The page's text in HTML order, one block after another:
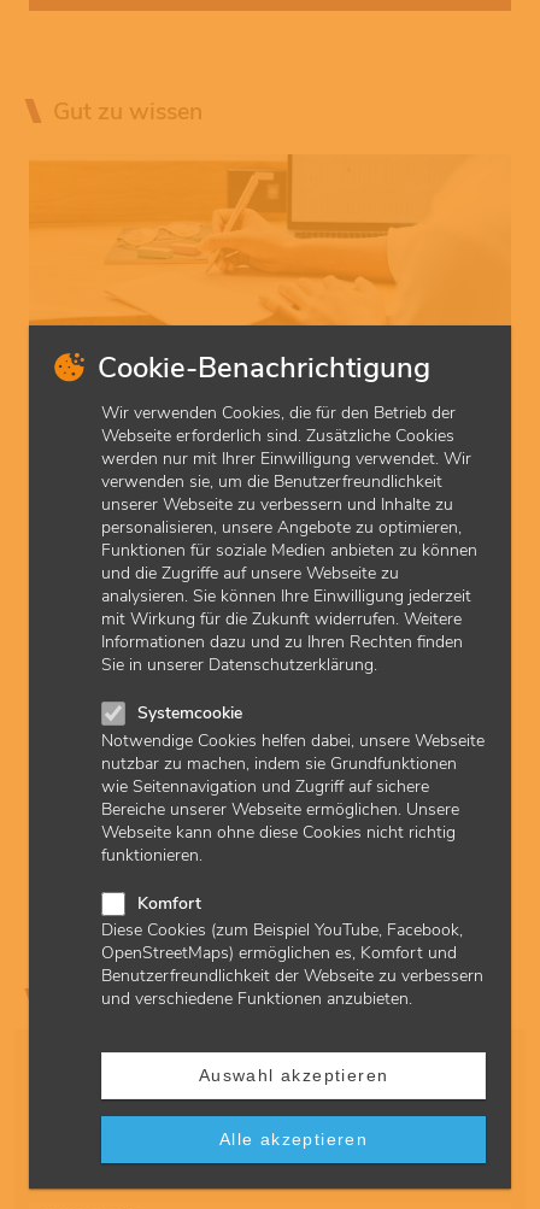
Cookie-Benachrichtigung
Wir verwenden Cookies, die für den Betrieb der
Webseite erforderlich sind. Zusätzliche Cookies
werden nur mit Ihrer Einwilligung verwendet. Wir
verwenden sie, um die Benutzerfreundlichkeit
unserer Webseite zu verbessern und Inhalte zu
personalisieren, unsere Angebote zu optimieren,
Funktionen für soziale Medien anbieten zu können
und die Zugriffe auf unsere Webseite zu
analysieren. Sie können Ihre Einwilligung jederzeit
mit Wirkung für die Zukunft widerrufen. Weitere
Informationen dazu und zu Ihren Rechten finden
Sie in unserer Datenschutzerklärung.
Systemcookie
Notwendige Cookies helfen dabei, unsere Webseite
nutzbar zu machen, indem sie Grundfunktionen
wie Seitennavigation und Zugriff auf sichere
Bereiche unserer Webseite ermöglichen. Unsere
Webseite kann ohne diese Cookies nicht richtig
funktionieren.
Komfort
Diese Cookies (zum Beispiel YouTube, Facebook,
OpenStreetMaps) ermöglichen es, Komfort und
Benutzerfreundlichkeit der Webseite zu verbessern
und verschiedene Funktionen anzubieten.
Auswahl akzeptieren
Alle akzeptieren
Gut zu wissen
Abrechnung und Vergütung
Die Abrechnung und Vergütung bringt einige Besonderheiten
mit sich. Maßgebend sind die ASV-Richtlinie, -Vereinbarung und
-Genehmigungen.
© anyaberkut
Formulare und Überweisungen
Allgemeine Informationen zu Formularen und Bescheinigungen
Finden Sie hier Ihre Themen